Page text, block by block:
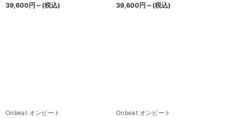
39,600 円 ～ (税込)
39,600 円 ～ (税込)
Onbeat オンビート
Onbeat オンビート